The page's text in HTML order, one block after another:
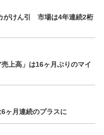
がけん引 市場は4年連続2桁
上高」は16ヶ月ぶりのマイ
ヶ月連続のプラスに